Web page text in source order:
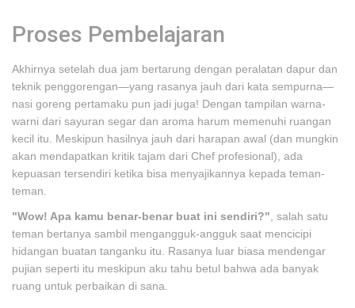
Proses Pembelajaran
Akhirnya setelah dua jam bertarung dengan peralatan dapur dan
teknik penggorengan—yang rasanya jauh dari kata sempurna—
nasi goreng pertamaku pun jadi juga! Dengan tampilan warna-
warni dari sayuran segar dan aroma harum memenuhi ruangan
kecil itu. Meskipun hasilnya jauh dari harapan awal (dan mungkin
akan mendapatkan kritik tajam dari Chef profesional), ada
kepuasan tersendiri ketika bisa menyajikannya kepada teman-
teman.
"Wow! Apa kamu benar-benar buat ini sendiri?" , salah satu
teman bertanya sambil mengangguk-angguk saat mencicipi
hidangan buatan tanganku itu. Rasanya luar biasa mendengar
pujian seperti itu meskipun aku tahu betul bahwa ada banyak
ruang untuk perbaikan di sana.